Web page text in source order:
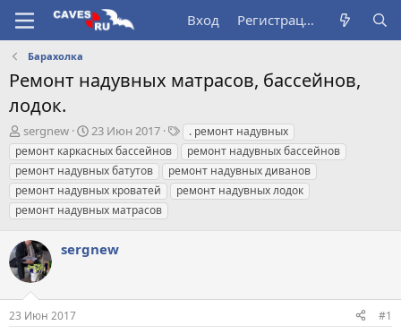
Вход Регистрация
Барахолка
Ремонт надувных матрасов, бассейнов,
лодок.
А
в
т
о
р
т
м
ы
sergnew
Д
а
т
а
н
а
л
23 Июн 2017
Т
е
г
и
. ремонт надувных
ремонт каркасных бассейнов
ремонт надувных бассейнов
ремонт надувных батутов
ремонт надувных диванов
ремонт надувных кроватей
ремонт надувных лодок
ремонт надувных матрасов
sergnew
23 Июн 2017 #1